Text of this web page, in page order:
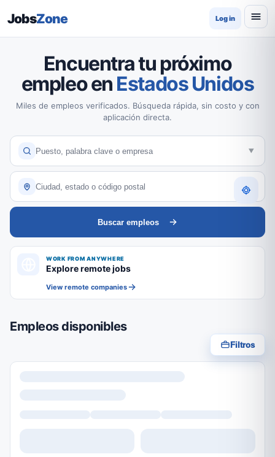
JobsZone Log in
Encuentra tu próximo
empleo en Estados Unidos
Miles de empleos verificados. Búsqueda rápida, sin costo y con
aplicación directa.
Buscar empleos
WORK FROM ANYWHERE
Explore remote jobs
View remote companies
Empleos disponibles
Filtros